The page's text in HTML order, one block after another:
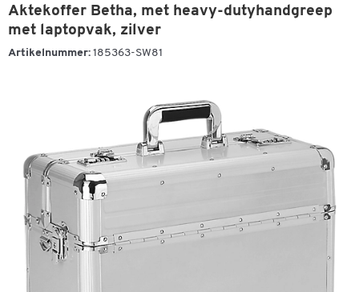
Aktekoffer Betha, met heavy-dutyhandgreep
met laptopvak, zilver
Artikelnummer: 185363-SW81